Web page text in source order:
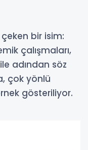
bir isim:
çalışmaları,
adından söz
çok yönlü
gösteriliyor.